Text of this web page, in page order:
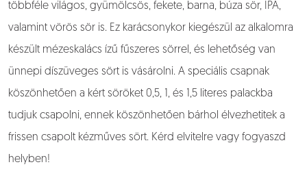
többféle világos, gyümölcsös, fekete, barna, búza sör, IPA,
valamint vörös sör is. Ez karácsonykor kiegészül az alkalomra
készült mézeskalács ízű fűszeres sörrel, és lehetőség van
ünnepi díszüveges sört is vásárolni. A speciális csapnak
köszönhetően a kért söröket 0,5, 1, és 1,5 literes palackba
tudjuk csapolni, ennek köszönhetően bárhol élvezhetitek a
frissen csapolt kézműves sört. Kérd elvitelre vagy fogyaszd
helyben!